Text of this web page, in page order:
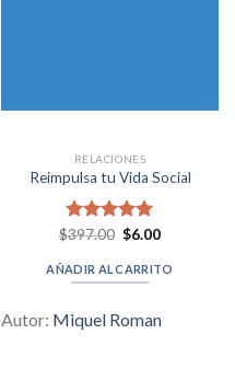
RELACIONES
Reimpulsa tu Vida Social
Valorado en
$397.00 Original
was:
$397.00.
$6.00Current
is:
$6.00.
AÑADIR AL CARRITO
Autor: Miquel Roman